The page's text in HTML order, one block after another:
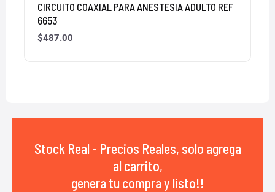
CIRCUITO COAXIAL PARA ANESTESIA ADULTO REF
6653
$487.00
Stock Real - Precios Reales, solo agrega
al carrito,
genera tu compra y listo!!